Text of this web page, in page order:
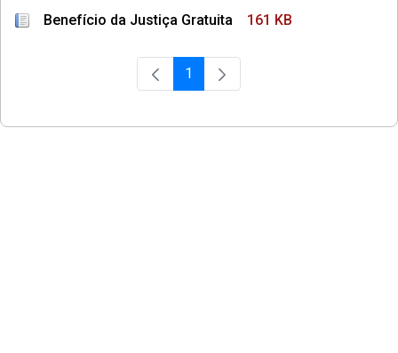
Benefício da Justiça Gratuita
161 KB
Página
1